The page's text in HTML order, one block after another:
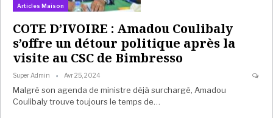
Articles Maison
COTE D’IVOIRE : Amadou Coulibaly
s’offre un détour politique après la
visite au CSC de Bimbresso
Super Admin Avr 25, 2024
Malgré son agenda de ministre déjà surchargé, Amadou
Coulibaly trouve toujours le temps de…